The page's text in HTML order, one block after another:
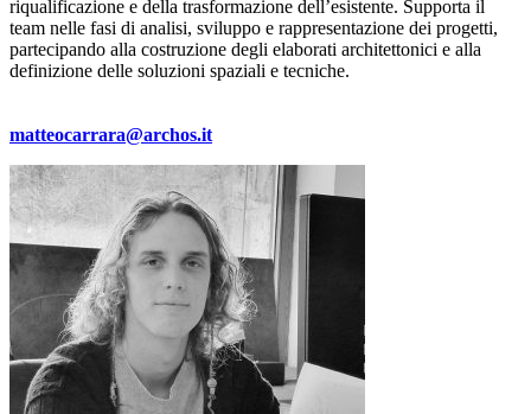
riqualificazione e della trasformazione dell’esistente. Supporta il
team nelle fasi di analisi, sviluppo e rappresentazione dei progetti,
partecipando alla costruzione degli elaborati architettonici e alla
definizione delle soluzioni spaziali e tecniche.
matteocarrara@archos.it